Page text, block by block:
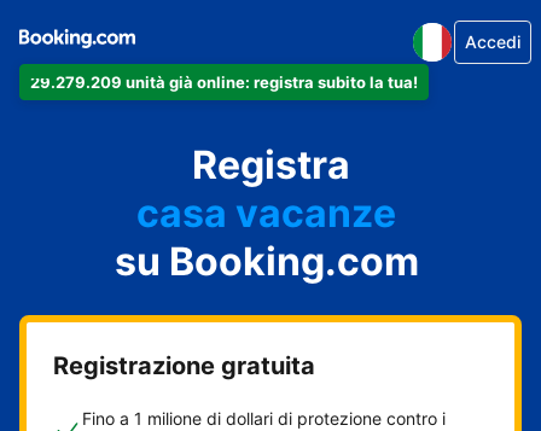
29.279.209 unità già online: registra subito la tua!
Accedi
Registra
il tuo appartamento
il tuo hotel
casa vacanze
la tua guest house
il tuo B&B
su Booking.com
Registrazione gratuita
Fino a 1 milione di dollari di protezione contro i